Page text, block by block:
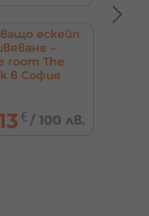
ескейп
–
room The
в София
€ / 100 лв.